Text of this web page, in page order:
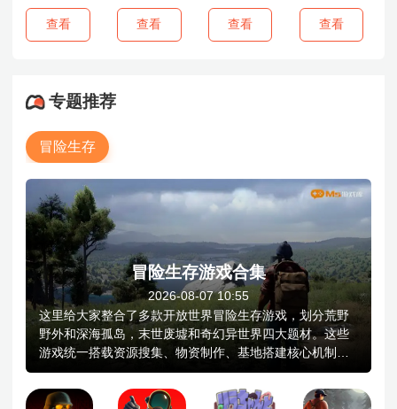
查看 查看 查看 查看
专题推荐
冒险生存
冒险生存游戏合集
2026-08-07 10:55
这里给大家整合了多款开放世界冒险生存游戏，划分荒野
野外和深海孤岛，末世废墟和奇幻异世界四大题材。这些
游戏统一搭载资源搜集、物资制作、基地搭建核心机制，
自带完整昼夜与气候系统，饥饿体温水源等生存数值需要
实时维持。玩家外出探索会遭遇野兽变异生物或是环境灾